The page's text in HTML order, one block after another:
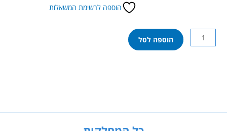
הוספה לרשימת המשאלות
כמות
של
הוספה לסל